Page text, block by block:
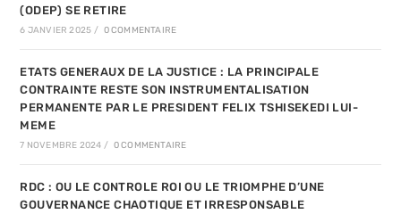
(ODEP) SE RETIRE
6 JANVIER 2025 / 0 COMMENTAIRE
ETATS GENERAUX DE LA JUSTICE : LA PRINCIPALE
CONTRAINTE RESTE SON INSTRUMENTALISATION
PERMANENTE PAR LE PRESIDENT FELIX TSHISEKEDI LUI-
MEME
7 NOVEMBRE 2024 / 0 COMMENTAIRE
RDC : OU LE CONTROLE ROI OU LE TRIOMPHE D’UNE
GOUVERNANCE CHAOTIQUE ET IRRESPONSABLE